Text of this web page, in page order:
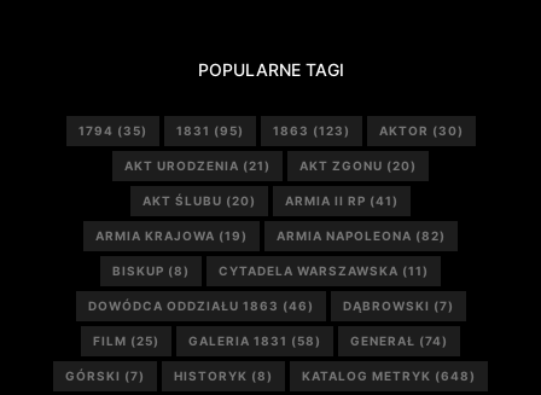
POPULARNE TAGI
1794 (35) 1831 (95) 1863 (123) AKTOR (30)
AKT URODZENIA (21) AKT ZGONU (20)
AKT ŚLUBU (20) ARMIA II RP (41)
ARMIA KRAJOWA (19) ARMIA NAPOLEONA (82)
BISKUP (8) CYTADELA WARSZAWSKA (11)
DOWÓDCA ODDZIAŁU 1863 (46) DĄBROWSKI (7)
FILM (25) GALERIA 1831 (58) GENERAŁ (74)
GÓRSKI (7) HISTORYK (8) KATALOG METRYK (648)